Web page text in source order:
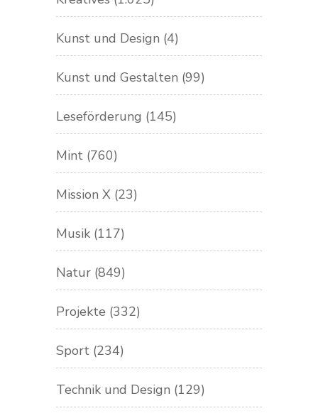
Kunst und Design (4)
Kunst und Gestalten (99)
Leseförderung (145)
Mint (760)
Mission X (23)
Musik (117)
Natur (849)
Projekte (332)
Sport (234)
Technik und Design (129)